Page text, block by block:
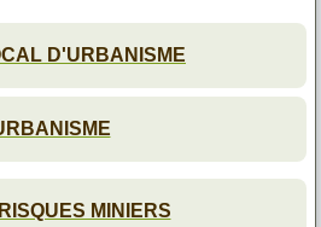
D'URBANISME
MINIERS